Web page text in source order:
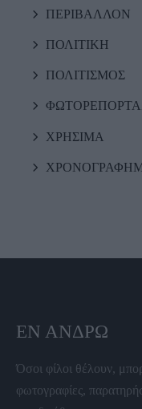
ΠΕΡΙΒΑΛΛΟΝ
ΠΟΛΙΤΙΚΗ
ΠΟΛΙΤΙΣΜΟΣ
ΧΡΗΣΙΜΑ
ΕΝ ΆΝΔΡΩ
Όσοι φίλοι θέλουν,
φωτογραφίες,